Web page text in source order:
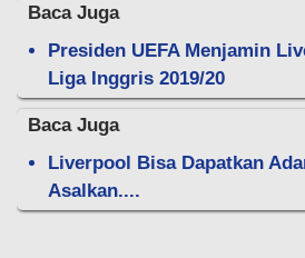
Baca Juga
Presiden UEFA Menjamin
Liga Inggris 2019/20
Baca Juga
Liverpool Bisa Dapatkan
Asalkan....